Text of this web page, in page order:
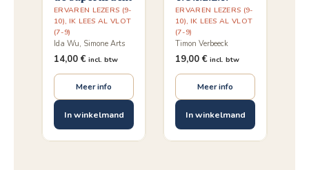
ERVAREN LEZERS (9-
10), IK LEES AL VLOT
(7-9)
Ida Wu, Simone Arts
14,00 € incl. btw
Meer info
In winkelmand
ERVAREN LEZERS (9-
10), IK LEES AL VLOT
(7-9)
Timon Verbeeck
19,00 € incl. btw
Meer info
In winkelmand